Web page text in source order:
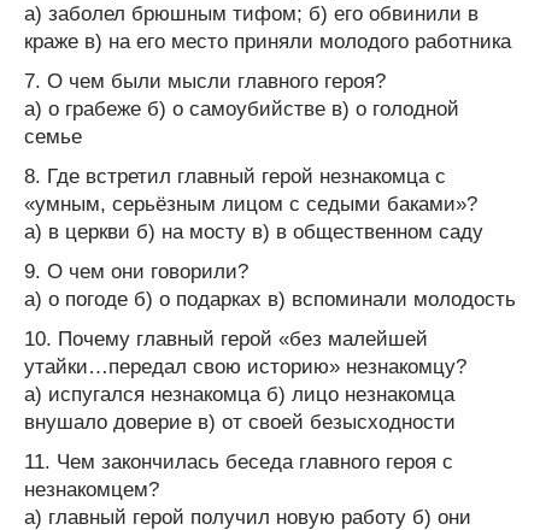
а) заболел брюшным тифом; б) его обвинили в
краже в) на его место приняли молодого работника
7. О чем были мысли главного героя?
а) о грабеже б) о самоубийстве в) о голодной
семье
8. Где встретил главный герой незнакомца с
«умным, серьёзным лицом с седыми баками»?
а) в церкви б) на мосту в) в общественном саду
9. О чем они говорили?
а) о погоде б) о подарках в) вспоминали молодость
10. Почему главный герой «без малейшей
утайки…передал свою историю» незнакомцу?
а) испугался незнакомца б) лицо незнакомца
внушало доверие в) от своей безысходности
11. Чем закончилась беседа главного героя с
незнакомцем?
а) главный герой получил новую работу б) они